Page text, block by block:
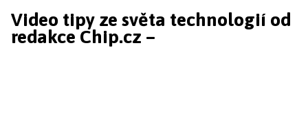
Video tipy ze světa technologií od
redakce Chip.cz –